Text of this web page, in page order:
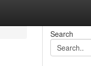
Search